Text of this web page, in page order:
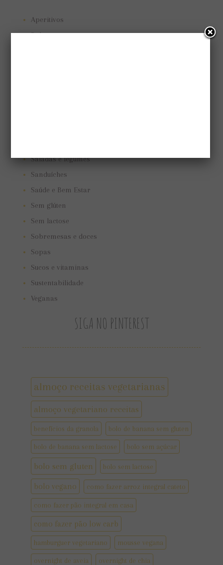
Aperitivos
Bolos e tortas
Saladas e legumes
Sanduíches
Saúde e Bem Estar
Sem glúten
Sem lactose
Sobremesas e doces
Sopas
Sucos e vitaminas
Sustentabilidade
Veganas
SIGA NO PINTEREST
almoço receitas vegetarianas
almoço vegetariano receitas
benefícios da granola bolo de banana sem gluten
bolo de banana sem lactose bolo sem açúcar
bolo sem gluten bolo sem lactose
bolo vegano como fazer arroz integral cateto
como fazer pão integral em casa
como fazer pão low carb
hamburguer vegetariano mousse vegana
overnight de aveia overnight de chia